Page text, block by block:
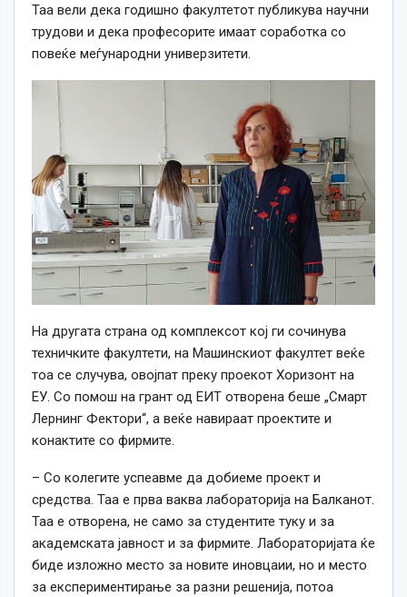
Таа вели дека годишно факултетот публикува научни
трудови и дека професорите имаат соработка со
повеќе меѓународни универзитети.
На другата страна од комплексот кој ги сочинува
техничките факултети, на Машинскиот факултет веќе
тоа се случува, овојпат преку проекот Хоризонт на
ЕУ. Со помош на грант од ЕИТ отворена беше „Смарт
Лернинг Фектори“, а веќе навираат проектите и
конактите со фирмите.
– Со колегите успеавме да добиеме проект и
средства. Таа е прва ваква лабораторија на Балканот.
Таа е отворена, не само за студентите туку и за
академската јавност и за фирмите. Лабораторијата ќе
биде изложно место за новите иновцаии, но и место
за експериментирање за разни решенија, потоа